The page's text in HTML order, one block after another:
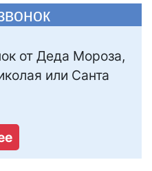
от Деда Мороза,
или Санта